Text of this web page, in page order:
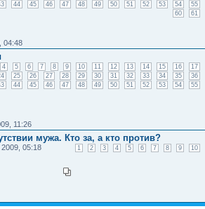
44 45 46 47 48 49 50 51 52 53 54
55
60
61
04:48
4 5 6 7 8 9 10 11 12 13 14 15 16
17
25 26 27 28 29 30 31 32 33 34 35
36
44 45 46 47 48 49 50 51 52 53 54 55
11:26
мужа. Кто за, а кто против?
1 2 3 4 5 6 7 8 9 10
05:18